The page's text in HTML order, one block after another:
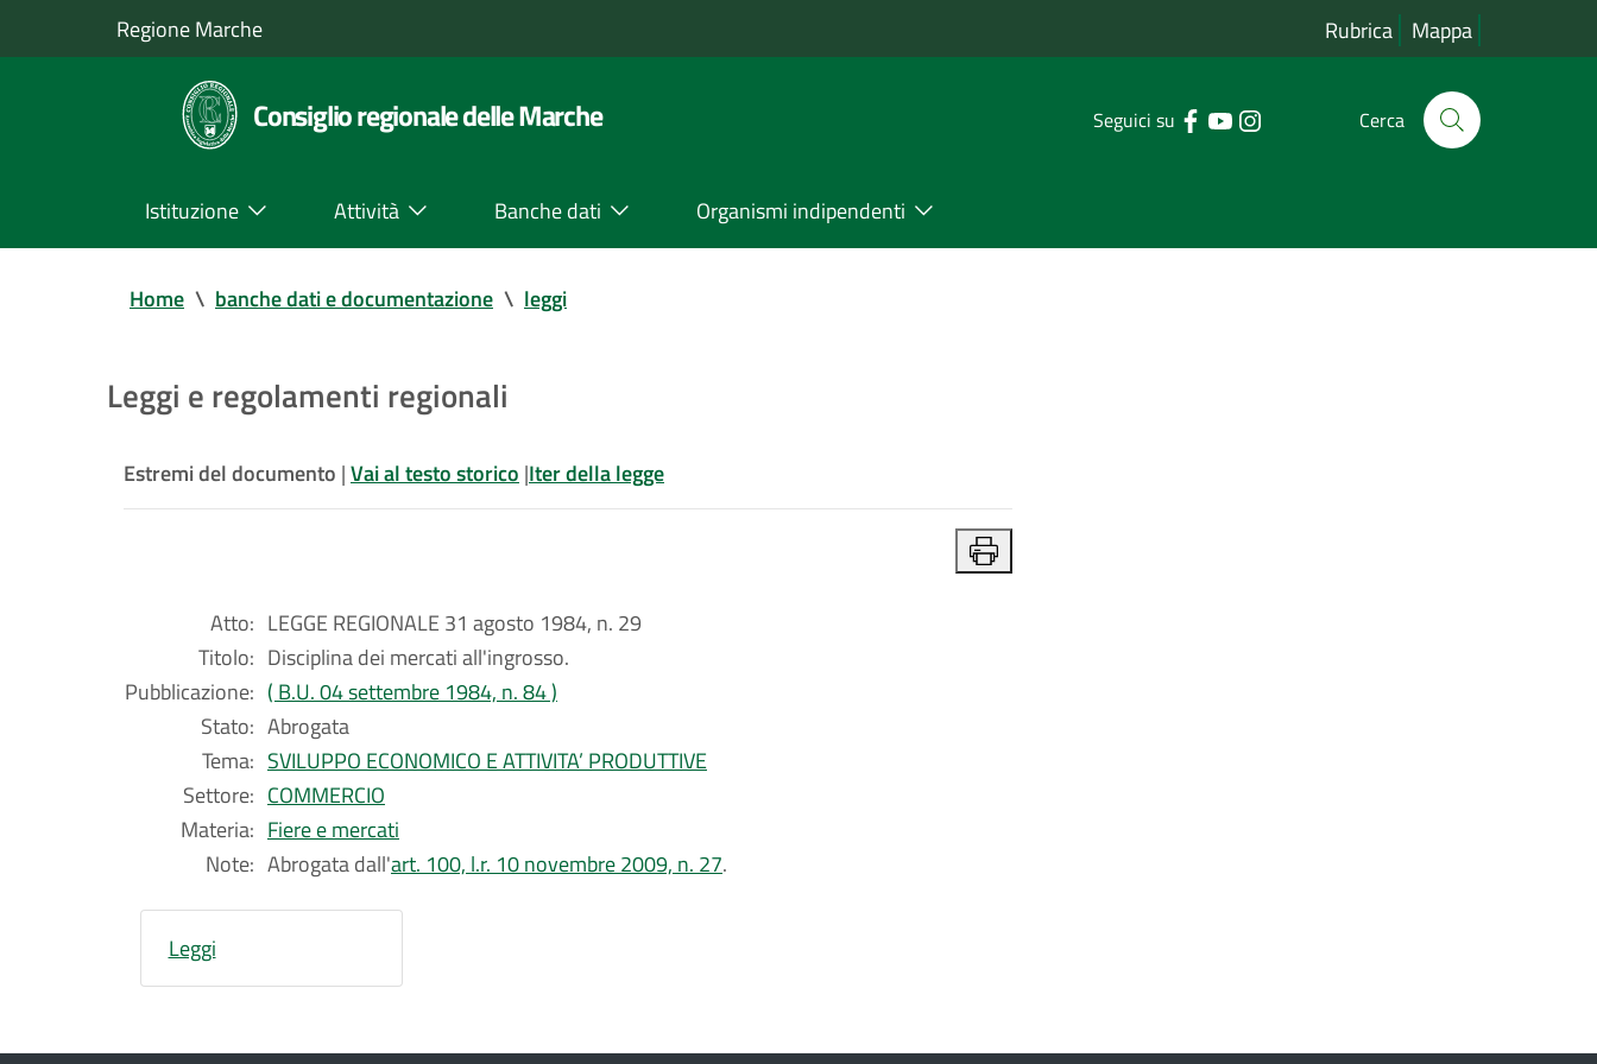
Regione Marche Rubrica Mappa
Consiglio regionale delle Marche Seguici su Cerca
Istituzione Attività Banche dati Organismi indipendenti
Home \ banche dati e documentazione \ leggi
Leggi e regolamenti regionali
Estremi del documento |Vai al testo storico |Iter della legge
Atto: LEGGE REGIONALE 31 agosto 1984, n. 29
Titolo: Disciplina dei mercati all'ingrosso.
Pubblicazione: ( B.U. 04 settembre 1984, n. 84 )
Stato: Abrogata
Tema: SVILUPPO ECONOMICO E ATTIVITA’ PRODUTTIVE
Settore: COMMERCIO
Materia: Fiere e mercati
Note: Abrogata dall'art. 100, l.r. 10 novembre 2009, n. 27.
Leggi